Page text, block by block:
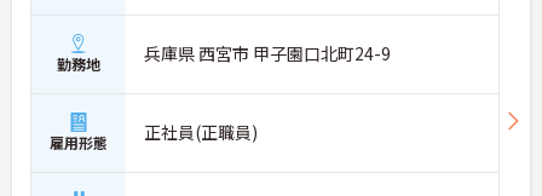
勤務地 兵庫県 西宮市 甲子園口北町24-9
雇用形態 正社員(正職員)